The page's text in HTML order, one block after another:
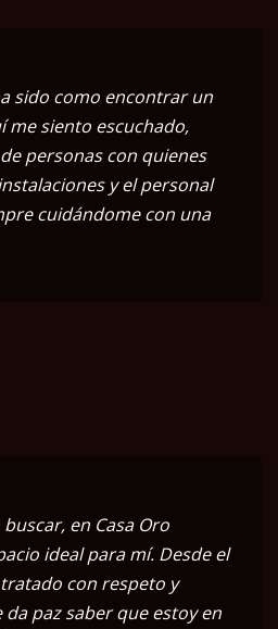
sido como encontrar un
me siento escuchado,
personas con quienes
y el personal
cuidándome con una
en Casa Oro
ideal para mí. Desde el
con respeto y
paz saber que estoy en